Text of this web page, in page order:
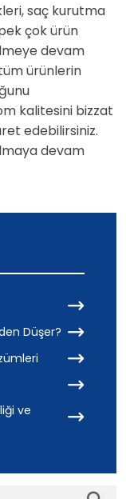
Düşer?
ve
saç kurutma
çok ürün
devam
tüm ürünlerin
kalitesini bizzat
edebilirsiniz.
devam